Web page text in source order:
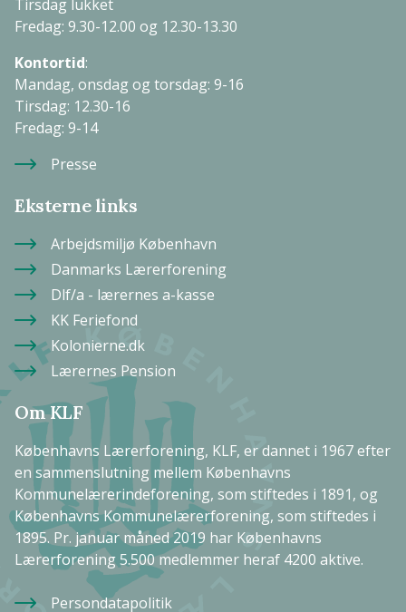
Tirsdag lukket
Fredag: 9.30-12.00 og 12.30-13.30
Kontortid:
Mandag, onsdag og torsdag: 9-16
Tirsdag: 12.30-16
Fredag: 9-14
Presse
Eksterne links
Arbejdsmiljø København
Danmarks Lærerforening
Dlf/a - lærernes a-kasse
KK Feriefond
Kolonierne.dk
Lærernes Pension
Om KLF
Københavns Lærerforening, KLF, er dannet i 1967 efter
en sammenslutning mellem Københavns
Kommunelærerindeforening, som stiftedes i 1891, og
Københavns Kommunelærerforening, som stiftedes i
1895. Pr. januar måned 2019 har Københavns
Lærerforening 5.500 medlemmer heraf 4200 aktive.
Persondatapolitik